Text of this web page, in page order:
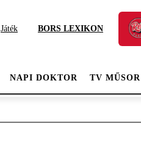
Játék BORS LEXIKON
NAPI DOKTOR TV MŰSOR